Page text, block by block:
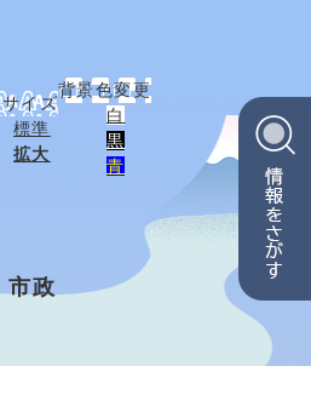
イズ
標準
拡大
背景色変更
白
黒
青
市政